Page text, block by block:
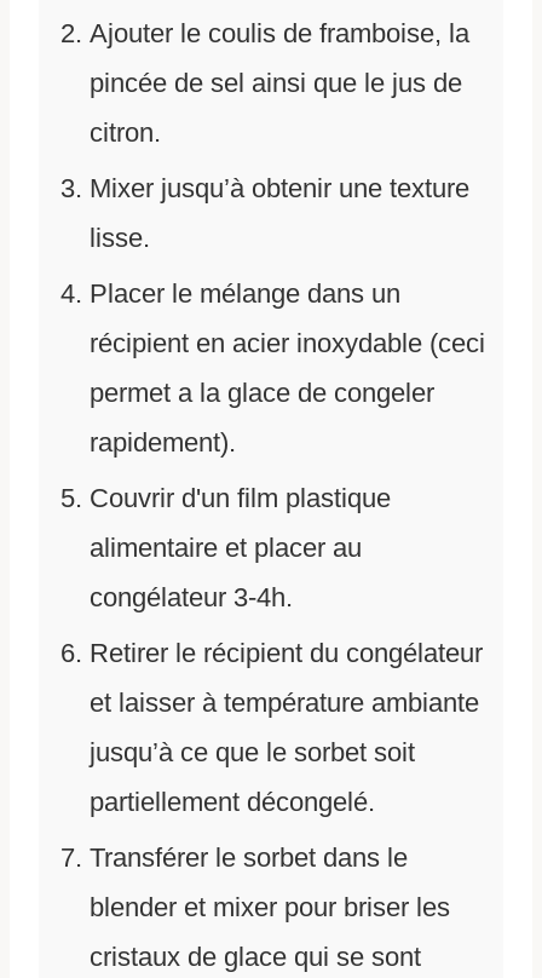
Ajouter le coulis de framboise, la
pincée de sel ainsi que le jus de
citron.
Mixer jusqu’à obtenir une texture
lisse.
Placer le mélange dans un
récipient en acier inoxydable (ceci
permet a la glace de congeler
rapidement).
Couvrir d'un film plastique
alimentaire et placer au
congélateur 3-4h.
Retirer le récipient du congélateur
et laisser à température ambiante
jusqu’à ce que le sorbet soit
partiellement décongelé.
Transférer le sorbet dans le
blender et mixer pour briser les
cristaux de glace qui se sont